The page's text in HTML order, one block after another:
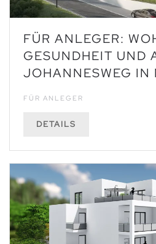
FÜR ANLEGER:
GESUNDHEIT UND
JOHANNESWEG IN
FÜR ANLEGER
DETAILS